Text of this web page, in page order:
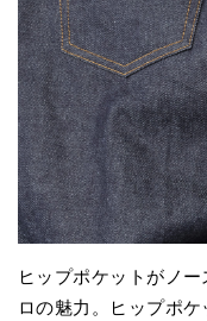
ヒップポケットがノ
ロの魅力。ヒップポ